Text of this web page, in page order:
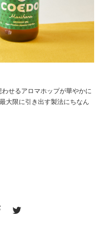
せるアロマホップが華やかに
大限に引き出す製法にちなん